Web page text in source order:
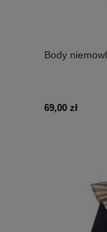
Body
69,00 zł